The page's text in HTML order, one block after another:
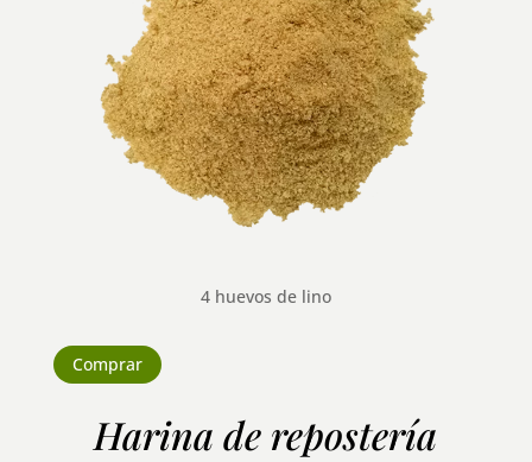
4 huevos de lino
Comprar
Harina de repostería